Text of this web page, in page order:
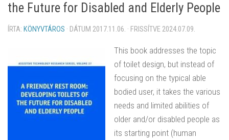
the Future for Disabled and Elderly People
ÍRTA: KÖNYVTÁROS · DÁTUM 2017.11.06. · FRISSÍTVE 2024.07.09.
This book addresses the topic
of toilet design, but instead of
focusing on the typical able
bodied user, it takes the various
needs and limited abilities of
older and/or disabled people as
its starting point (human